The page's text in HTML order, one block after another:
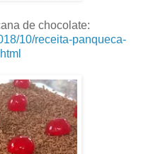
de chocolate:
10/receita-panqueca-